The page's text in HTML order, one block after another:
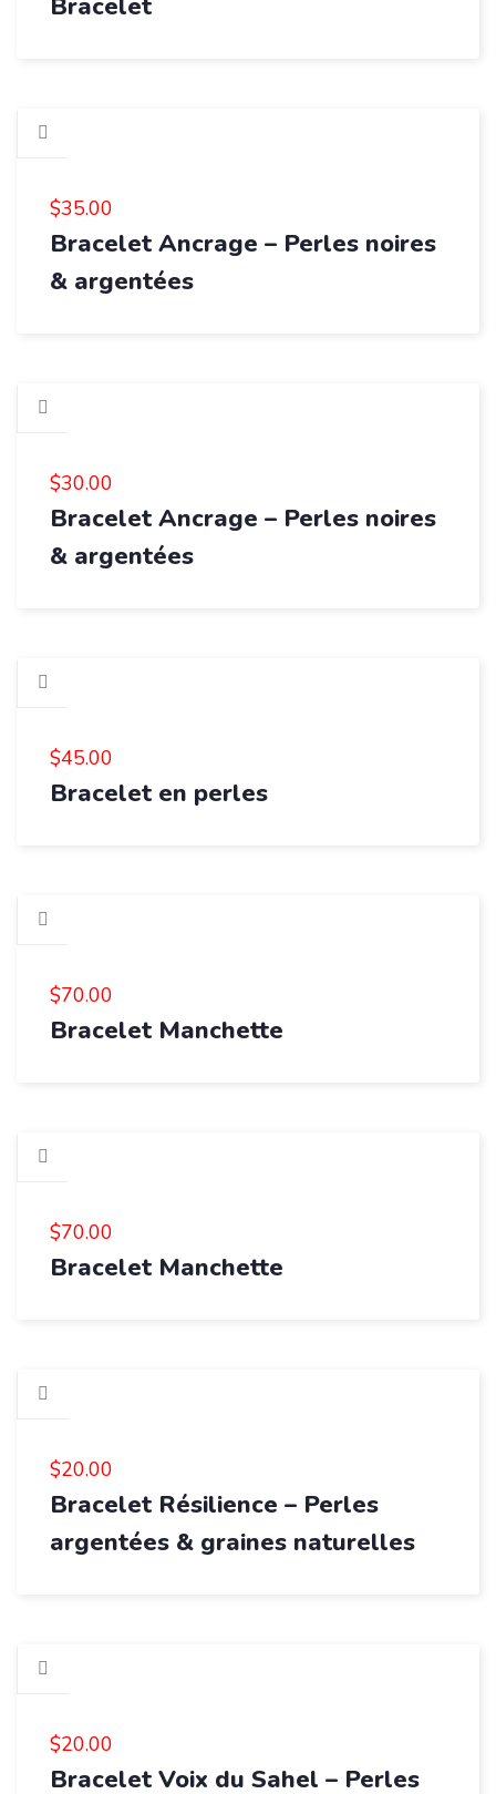
Bracelet
$35.00
Bracelet Ancrage – Perles noires
& argentées
$30.00
Bracelet Ancrage – Perles noires
& argentées
$45.00
Bracelet en perles
$70.00
Bracelet Manchette
$70.00
Bracelet Manchette
$20.00
Bracelet Résilience – Perles
argentées & graines naturelles
$20.00
Bracelet Voix du Sahel – Perles